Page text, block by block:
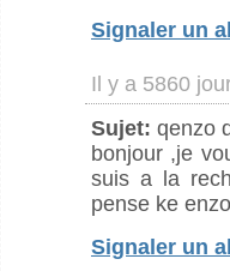
Signaler un
Il y a 5860
Sujet: qenzo
bonjour ,je
suis a la
pense ke
Signaler un